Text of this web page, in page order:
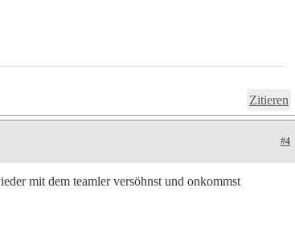
Zitieren
#4
mit dem teamler versöhnst und onkommst